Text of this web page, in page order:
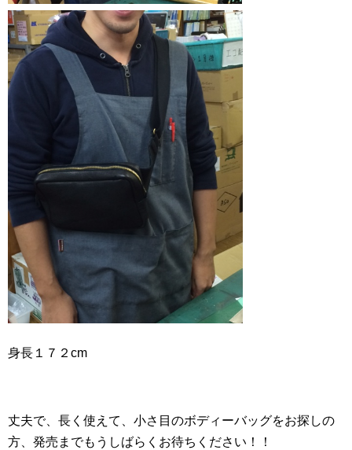
身長１７２cm
丈夫で、長く使えて、小さ目のボディーバッグをお探しの
方、発売までもうしばらくお待ちください！！